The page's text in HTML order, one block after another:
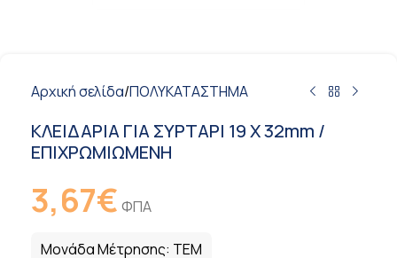
Αρχική σελίδα/ΠΟΛΥΚΑΤΑΣΤΗΜΑ
ΚΛΕΙΔΑΡΙΑ ΓΙΑ ΣΥΡΤΑΡΙ 19 X 32mm /
ΕΠΙΧΡΩΜΙΩΜΕΝΗ
3,67€ ΦΠΑ
Μονάδα Μέτρησης: ΤΕΜ